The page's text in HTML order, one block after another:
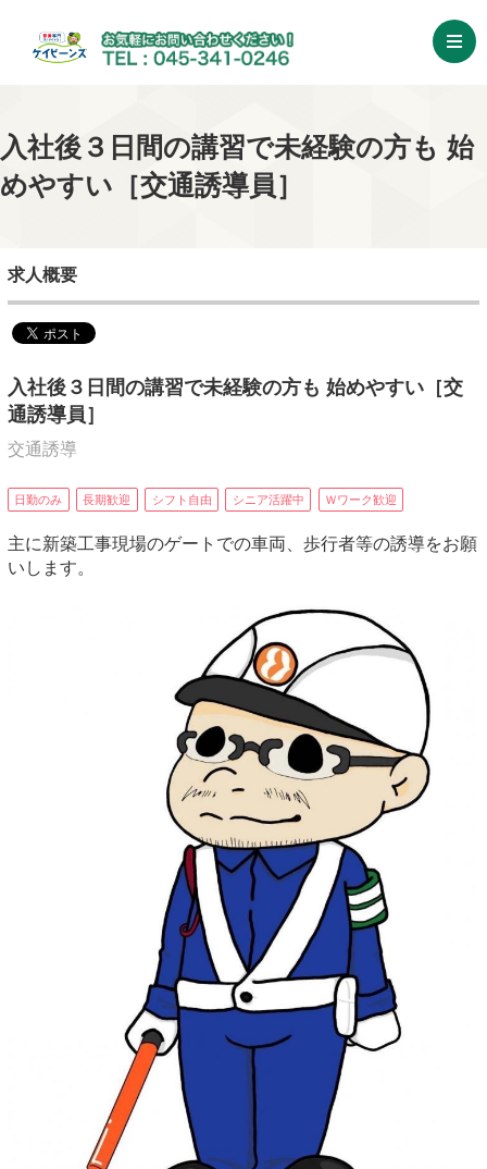
入社後３日間の講習で未経験の方も 始
めやすい［交通誘導員］
求人概要
入社後３日間の講習で未経験の方も 始めやすい［交
通誘導員］
交通誘導
日勤のみ 長期歓迎 シフト自由 シニア活躍中 Ｗワーク歓迎
主に新築工事現場のゲートでの車両、歩行者等の誘導をお願
いします。